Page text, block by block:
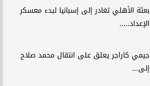
بعثة الأهلي تغادر إلى إسبانيا لبدء معسكر
الإعداد.....
جيمي كاراجر يعلق على انتقال محمد صلاح
إلى...